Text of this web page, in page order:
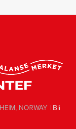
NORWAY | Bli